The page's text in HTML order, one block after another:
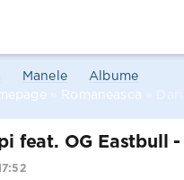
Manele
Albume
Romaneasca
feat. OG Eastbull